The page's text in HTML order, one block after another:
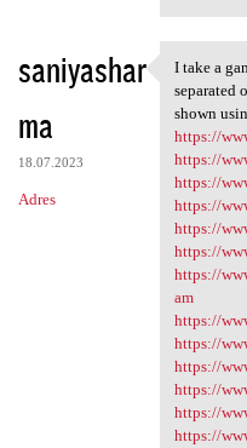
saniyashar
ma
18.07.2023
Adres
I take a
I take a
separated
shown
https://
https://
https://
https://
https://
https://
https://
am
https://
https://
https://
https://
https://
https://